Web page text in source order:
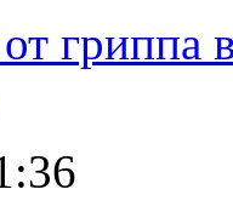
гриппа